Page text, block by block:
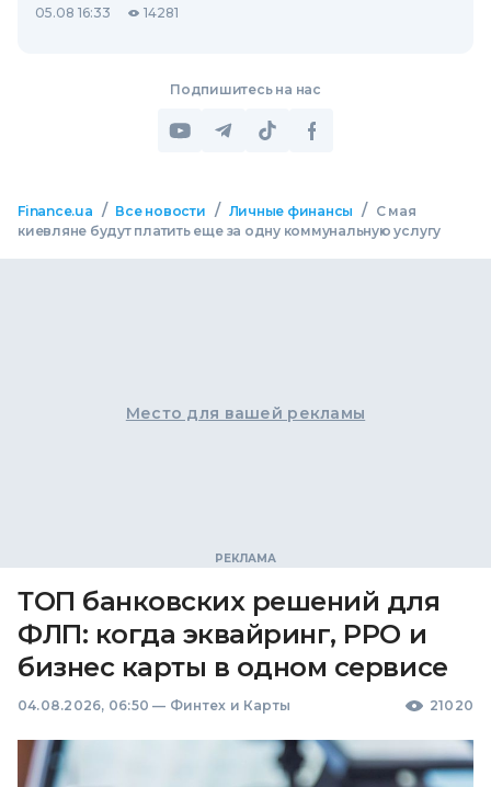
05.08 16:33 14281
Подпишитесь на нас
Finance.ua / Все новости / Личные финансы /
С мая
киевляне будут платить еще за одну коммунальную услугу
Место для вашей рекламы
ТОП банковских решений для
ФЛП: когда эквайринг, РРО и
бизнес карты в одном сервисе
04.08.2026, 06:50 — Финтех и Карты 21020